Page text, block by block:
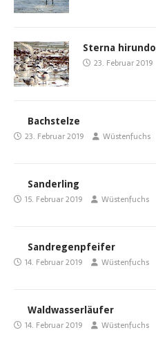
Sterna hirundo
23. Februar 2019
Bachstelze
23. Februar 2019 Wüstenfuchs
Sanderling
15. Februar 2019 Wüstenfuchs
Sandregenpfeifer
14. Februar 2019 Wüstenfuchs
Waldwasserläufer
14. Februar 2019 Wüstenfuchs